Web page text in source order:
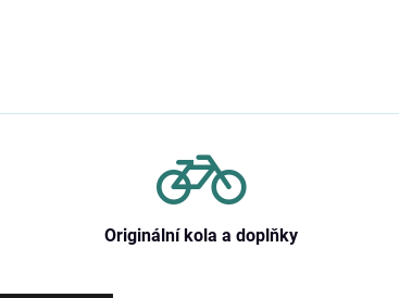
Originální kola a doplňky